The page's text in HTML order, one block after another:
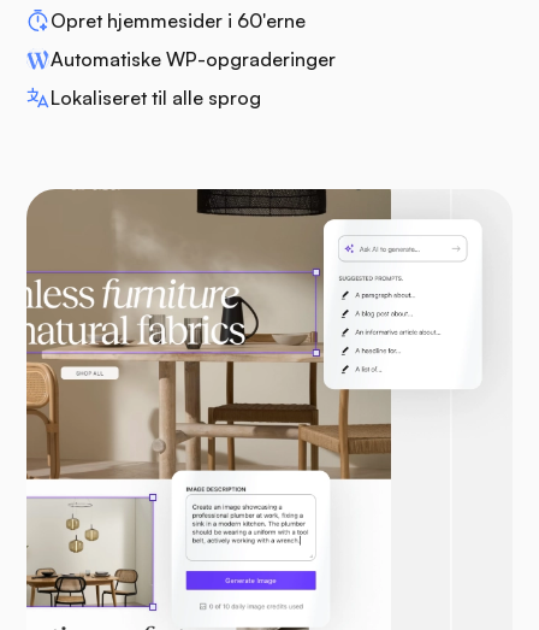
Opret hjemmesider i 60'erne
Automatiske WP-opgraderinger
Lokaliseret til alle sprog